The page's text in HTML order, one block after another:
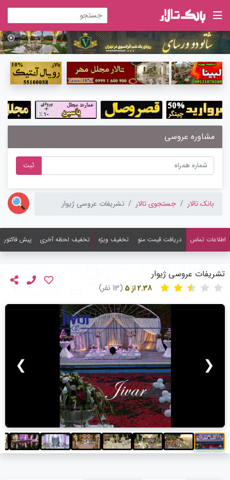
مشاوره عروسی
ثبت
بانک تالار جستجوی تالار تشریفات عروسی ژیوار
اطلاعات تماس دریافت قیمت منو تخفیف ویژه تخفیف لحظه آخری پیش فاکتور
تشریفات عروسی ژیوار
(13 نفر)
❮
❯